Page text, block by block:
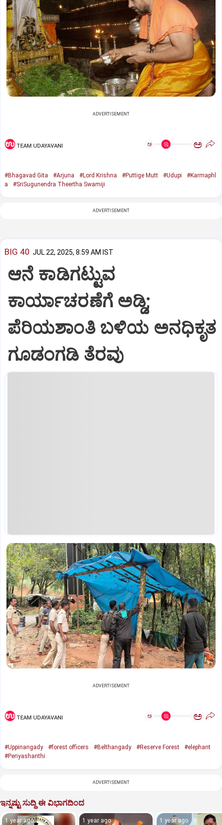
ADVERTISEMENT
TEAM UDAYAVANI ಅ ಅ
#Bhagavad Gita #Arjuna #Lord Krishna #Puttige Mutt #Udupi
#Karmaphl
a
#SriSugunendra Theertha Swamiji
ADVERTISEMENT
BIG 40 JUL 22, 2025, 8:59 AM IST
ಆನೆ ಕಾಡಿಗಟ್ಟುವ
ಕಾರ್ಯಾಚರಣೆಗೆ ಅಡ್ಡಿ;
ಪೆರಿಯಶಾಂತಿ ಬಳಿಯ ಅನಧಿಕೃತ
ಗೂಡಂಗಡಿ ತೆರವು
ADVERTISEMENT
TEAM UDAYAVANI ಅ ಅ
#Uppinangady #forest officers #Belthangady #Reserve Forest
#elephant
#Periyashanthi
ADVERTISEMENT
ಇನ್ನಷ್ಟು ಸುದ್ದಿ ಈ ವಿಭಾಗದಿಂದ
1 year ago 1 year ago 1 year ago